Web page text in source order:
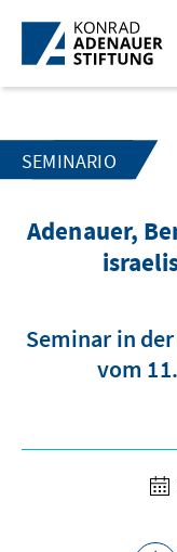
Skip to Main Content
SEMINARIO
Adenauer,
Seminar in
vom